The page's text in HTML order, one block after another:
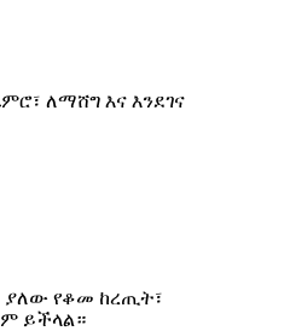
ለማሸግ እና እንደገና
ያለው የቆመ ከረጢት፣
ይችላል።